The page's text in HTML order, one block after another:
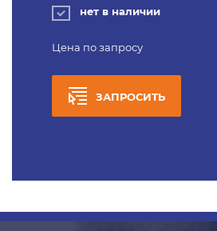
нет в наличии
Цена по запросу
ЗАПРОСИТЬ